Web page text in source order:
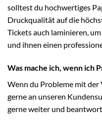
solltest du hochwertiges
Druckqualität auf die
Tickets auch laminieren,
und ihnen einen
Was mache ich, wenn ich
Wenn du Probleme mit der
gerne an unseren
gerne weiter und